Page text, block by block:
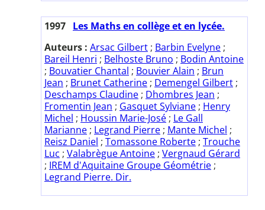
1997 Les Maths en collège et en lycée.
Auteurs : Arsac Gilbert ; Barbin Evelyne ;
Bareil Henri ; Belhoste Bruno ; Bodin Antoine
; Bouvatier Chantal ; Bouvier Alain ; Brun
Jean ; Brunet Catherine ; Demengel Gilbert ;
Deschamps Claudine ; Dhombres Jean ;
Fromentin Jean ; Gasquet Sylviane ; Henry
Michel ; Houssin Marie-José ; Le Gall
Marianne ; Legrand Pierre ; Mante Michel ;
Reisz Daniel ; Tomassone Roberte ; Trouche
Luc ; Valabrègue Antoine ; Vergnaud Gérard
; IREM d'Aquitaine Groupe Géométrie ;
Legrand Pierre. Dir.